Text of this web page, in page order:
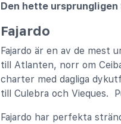
Den hette
Fajardo
Fajardo är en av de mest
till Atlanten, norr om
charter med dagliga
till Culebra och Vieques.
Fajardo har perfekta